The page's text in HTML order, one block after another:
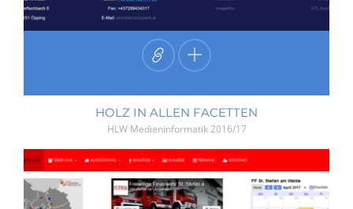
HOLZ IN ALLEN FACETTEN
HLW Medieninformatik2016/17